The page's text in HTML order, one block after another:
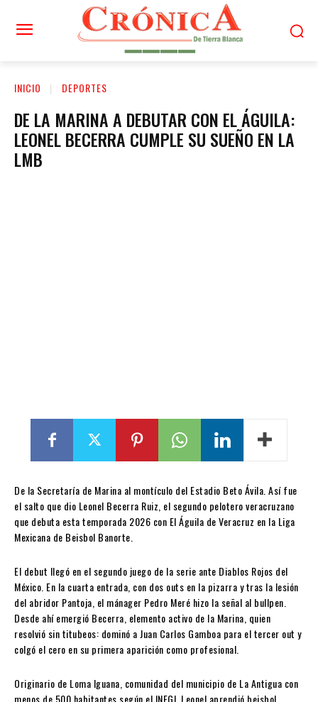
INICIO DEPORTES
DE LA MARINA A DEBUTAR CON EL ÁGUILA:
LEONEL BECERRA CUMPLE SU SUEÑO EN LA
LMB
De la Secretaría de Marina al montículo del Estadio Beto Ávila. Así fue
el salto que dio Leonel Becerra Ruiz, el segundo pelotero veracruzano
que debuta esta temporada 2026 con El Águila de Veracruz en la Liga
Mexicana de Beisbol Banorte.
El debut llegó en el segundo juego de la serie ante Diablos Rojos del
México. En la cuarta entrada, con dos outs en la pizarra y tras la lesión
del abridor Pantoja, el mánager Pedro Meré hizo la señal al bullpen.
Desde ahí emergió Becerra, elemento activo de la Marina, quien
resolvió sin titubeos: dominó a Juan Carlos Gamboa para el tercer out y
colgó el cero en su primera aparición como profesional.
Originario de Loma Iguana, comunidad del municipio de La Antigua con
menos de 500 habitantes según el INEGI, Leonel aprendió beisbol